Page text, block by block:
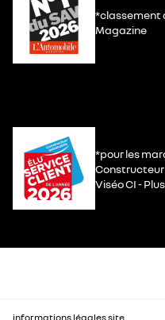
*classement
Magazine
*pour les
Constructeur
Viséo CI -
informations légales site